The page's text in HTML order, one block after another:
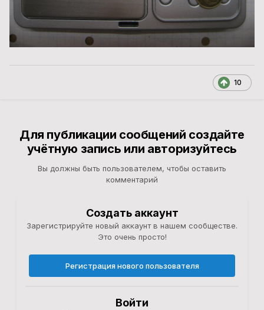
10
Для публикации сообщений создайте
учётную запись или авторизуйтесь
Вы должны быть пользователем, чтобы оставить
комментарий
Создать аккаунт
Зарегистрируйте новый аккаунт в нашем сообществе.
Это очень просто!
Регистрация нового пользователя
Войти